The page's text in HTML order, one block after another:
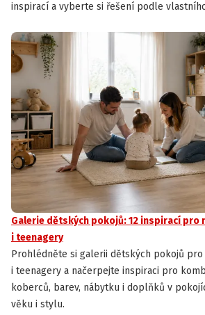
inspirací a vyberte si řešení podle
Galerie dětských pokojů: 12 inspirací pro
i teenagery
Prohlédněte si galerii dětských pokojů
i teenagery a načerpejte inspiraci pro
koberců, barev, nábytku i doplňků v
věku i stylu.